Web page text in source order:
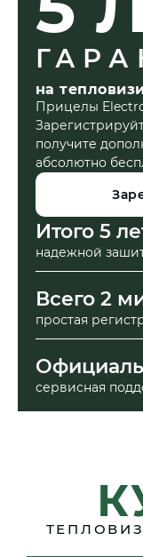
на
Итого 5
надежной
Всего 2
простая
сервисная
Прицелы
получите
абсолютно